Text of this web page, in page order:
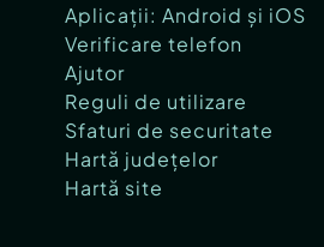
Aplicații: Android și iOS
Verificare telefon
Ajutor
Reguli de utilizare
Sfaturi de securitate
Hartă județelor
Hartă site